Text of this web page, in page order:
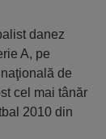
danez
A, pe
de
cel mai tânăr
2010 din